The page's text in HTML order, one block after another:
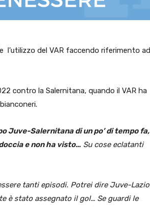
del VAR faccendo riferimento ad
contro la Salernitana, quando il VAR ha
Juve-Salernitana di un po’ di tempo fa,
e non ha visto… Su cose eclatanti
tanti episodi. Potrei dire Juve-Lazio
è stato assegnato il gol… Se guardi le